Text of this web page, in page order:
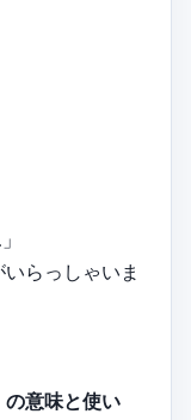
らっしゃいま
の意味と使い